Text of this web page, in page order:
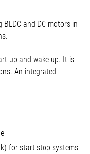
and DC motors in
up and wake-up. It is
An integrated
for start-stop systems